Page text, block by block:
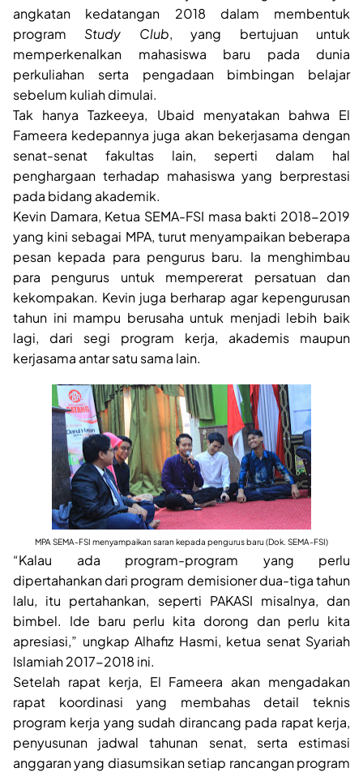
angkatan kedatangan 2018 dalam membentuk
programStudy Club, yang bertujuan untuk
memperkenalkan mahasiswa baru pada dunia
perkuliahan serta pengadaan bimbingan belajar
sebelum kuliah dimulai.
Tak hanya Tazkeeya, Ubaid menyatakan bahwa El
Fameera kedepannya juga akan bekerjasama dengan
senat-senat fakultas lain, seperti dalam hal
penghargaan terhadap mahasiswa yang berprestasi
pada bidang akademik.
Kevin Damara, Ketua SEMA-FSI masa bakti 2018-2019
yang kini sebagai MPA, turut menyampaikan beberapa
pesan kepada para pengurus baru. Ia menghimbau
para pengurus untuk mempererat persatuan dan
kekompakan. Kevin juga berharap agar kepengurusan
tahun ini mampu berusaha untuk menjadi lebih baik
lagi, dari segi program kerja, akademis maupun
kerjasama antar satu sama lain.
MPA SEMA-FSI menyampaikan saran kepada pengurus baru (Dok. SEMA-FSI)
“Kalau ada program-program yang perlu
dipertahankan dari program demisioner dua-tiga tahun
lalu, itu pertahankan, seperti PAKASI misalnya, dan
bimbel. Ide baru perlu kita dorong dan perlu kita
apresiasi,” ungkap Alhafiz Hasmi, ketua senat Syariah
Islamiah 2017-2018 ini.
Setelah rapat kerja, El Fameera akan mengadakan
rapat koordinasi yang membahas detail teknis
program kerja yang sudah dirancang pada rapat kerja,
penyusunan jadwal tahunan senat, serta estimasi
anggaran yang diasumsikan setiap rancangan program